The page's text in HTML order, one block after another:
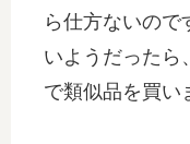
ら仕方ないので
いようだったら
で類似品を買い